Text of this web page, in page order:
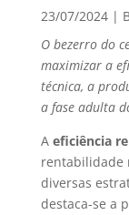
23/07/2024|
O bezerro do
maximizar a
técnica, a
a fase adulta
A eficiência
rentabilidade
diversas
destaca-se a